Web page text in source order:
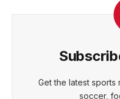
Get the latest sports
soccer,